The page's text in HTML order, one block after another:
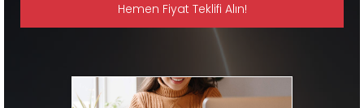
Hemen Fiyat Teklifi Alın!